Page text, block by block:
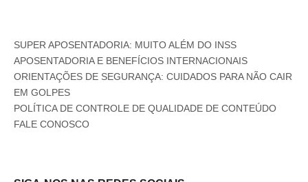
SUPER APOSENTADORIA: MUITO ALÉM DO INSS
APOSENTADORIA E BENEFÍCIOS INTERNACIONAIS
ORIENTAÇÕES DE SEGURANÇA: CUIDADOS PARA NÃO CAIR
EM GOLPES
POLÍTICA DE CONTROLE DE QUALIDADE DE CONTEÚDO
FALE CONOSCO